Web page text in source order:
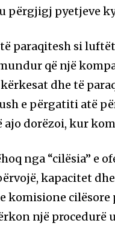
përgjigj pyetjeve
paraqitesh si
që një
dhe të
e përgatiti atë
dorëzoi, kur
nga “cilësia” e
kapacitet
komisione
një